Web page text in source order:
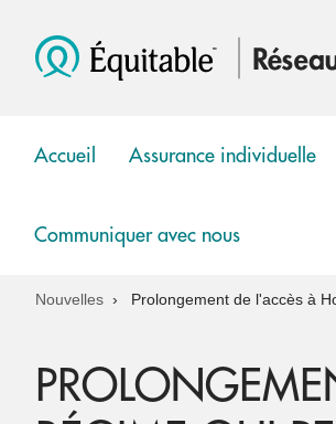
Accueil
Assurance individuelle
Communiquer avec nous
Nouvelles Prolongement de l'accès à